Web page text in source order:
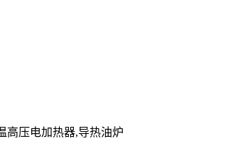
高压电加热器,导热油炉